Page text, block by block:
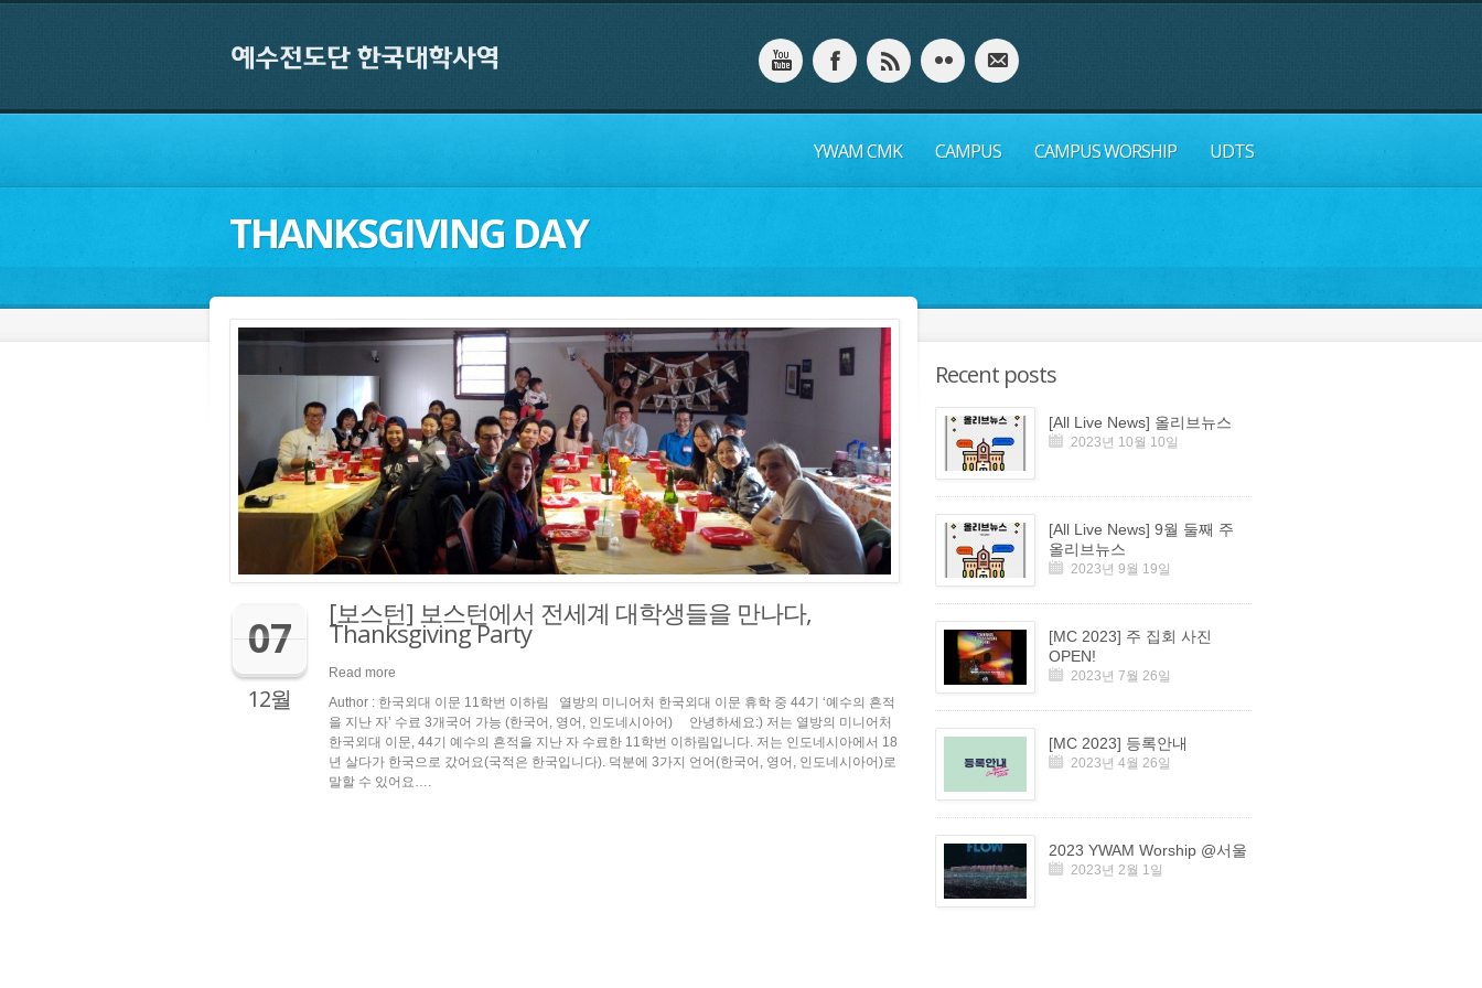
YWAM CMK CAMPUS CAMPUS WORSHIP UDTS
THANKSGIVING DAY
07
12월
[보스턴] 보스턴에서 전세계 대학생들을 만나다,
Thanksgiving Party
Read more
Author : 한국외대 이문 11학번 이하림 열방의 미니어처 한국외대 이문 휴학 중 44기 ‘예수의 흔적
을 지난 자’ 수료 3개국어 가능 (한국어, 영어, 인도네시아어) 안녕하세요:) 저는 열방의 미니어처
한국외대 이문, 44기 예수의 흔적을 지난 자 수료한 11학번 이하림입니다. 저는 인도네시아에서 18
년 살다가 한국으로 갔어요(국적은 한국입니다). 덕분에 3가지 언어(한국어, 영어, 인도네시아어)로
말할 수 있어요….
Recent posts
[All Live News] 올리브뉴스
2023년 10월 10일
[All Live News] 9월 둘째 주
올리브뉴스
2023년 9월 19일
[MC 2023] 주 집회 사진
OPEN!
2023년 7월 26일
[MC 2023] 등록안내
2023년 4월 26일
2023 YWAM Worship @서울
2023년 2월 1일